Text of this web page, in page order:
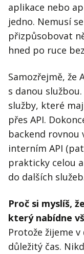
aplikace nebo
jedno. Nemusí
přizpůsobovat
hned po ruce
Samozřejmě, že
s danou
služby, které
přes API.
backend rovnou
interním API
prakticky celou
do dalších
Proč si myslíš,
který nabídne
Protože žijeme
důležitý čas.